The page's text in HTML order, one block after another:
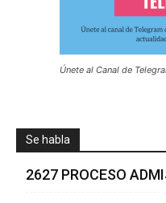
Únete al Canal de
Se habla
2627 PROCESO